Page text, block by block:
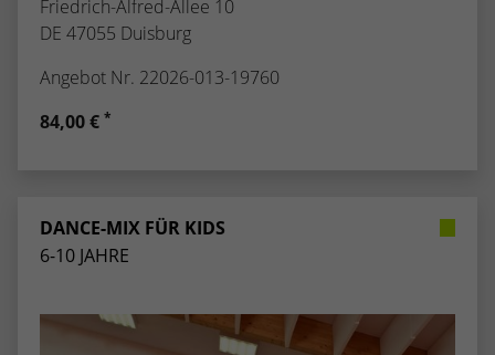
Friedrich-Alfred-Allee 10
DE 47055 Duisburg
Angebot Nr. 22026-013-19760
84,00 € *
DANCE-MIX FÜR KIDS
6-10 JAHRE